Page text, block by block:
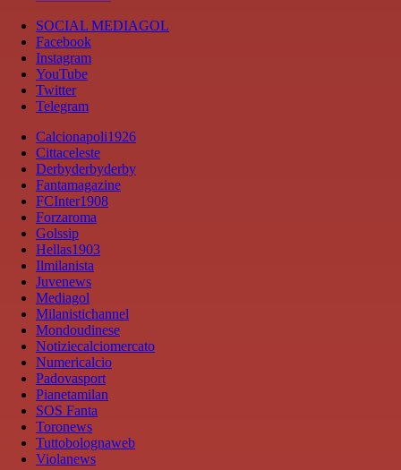
SOCIAL MEDIAGOL
Facebook
Instagram
YouTube
Twitter
Telegram
Calcionapoli1926
Cittaceleste
Derbyderbyderby
Fantamagazine
FCInter1908
Forzaroma
Golssip
Hellas1903
Ilmilanista
Juvenews
Mediagol
Milanistichannel
Mondoudinese
Notiziecalciomercato
Numericalcio
Padovasport
Pianetamilan
SOS Fanta
Toronews
Tuttobolognaweb
Violanews